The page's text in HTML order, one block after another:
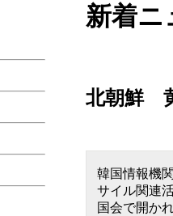
新着ニ
北朝鮮
韓国情報機
サイル関連
国会で開か